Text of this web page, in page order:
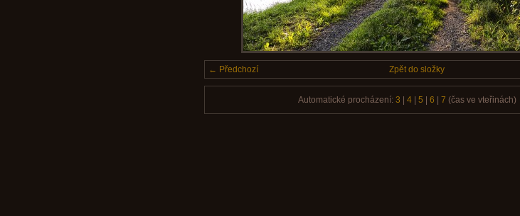
← Předchozí Zpět do složky
Automatické procházení: 3 4| 5 6 7 (čas ve vteřinách)